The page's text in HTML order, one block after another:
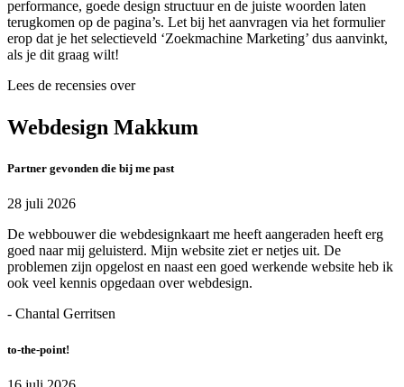
performance, goede design structuur en de juiste woorden laten
terugkomen op de pagina’s. Let bij het aanvragen via het formulier
erop dat je het selectieveld ‘Zoekmachine Marketing’ dus aanvinkt,
als je dit graag wilt!
Lees de recensies over
Webdesign Makkum
Partner gevonden die bij me past
28 juli 2026
De webbouwer die webdesignkaart me heeft aangeraden heeft erg
goed naar mij geluisterd. Mijn website ziet er netjes uit. De
problemen zijn opgelost en naast een goed werkende website heb ik
ook veel kennis opgedaan over webdesign.
- Chantal Gerritsen
to-the-point!